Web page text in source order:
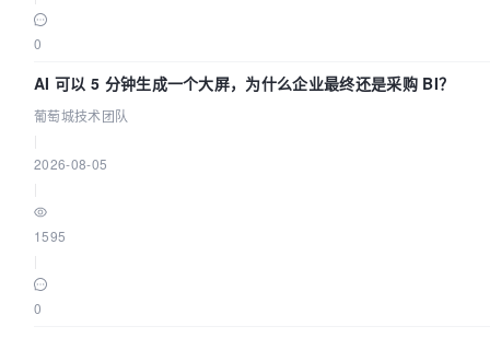
0
AI 可以 5 分钟生成一个大屏，为什么企业最终还是采购 BI？
葡萄城技术团队
2026-08-05
1595
0